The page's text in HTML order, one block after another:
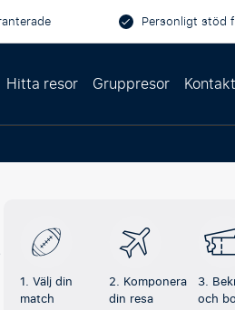
Personligt stöd
Hitta resor Gruppresor Kontakt
1. Välj din
match
2. Komponera
din resa
3.
och